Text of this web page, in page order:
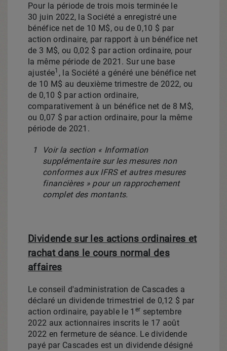
Pour la période de trois mois terminée le
30 juin 2022, la Société a enregistré une
bénéfice net de 10 M$, ou de 0,10 $ par
action ordinaire, par rapport à un bénéfice net
de 3 M$, ou 0,02 $ par action ordinaire, pour
la même période de 2021. Sur une base
ajustée1 , la Société a généré une bénéfice net
de 10 M$ au deuxième trimestre de 2022, ou
de 0,10 $ par action ordinaire,
comparativement à un bénéfice net de 8 M$,
ou 0,07 $ par action ordinaire, pour la même
période de 2021.
1
Voir la section « Information
supplémentaire sur les mesures non
conformes aux IFRS et autres mesures
financières » pour un rapprochement
complet des montants.
Dividende sur les actions ordinaires et
rachat dans le cours normal des
affaires
Le conseil d'administration de Cascades a
déclaré un dividende trimestriel de 0,12 $ par
action ordinaire, payable le 1 er septembre
2022 aux actionnaires inscrits le 17 août
2022 en fermeture de séance. Le dividende
payé par Cascades est un dividende désigné